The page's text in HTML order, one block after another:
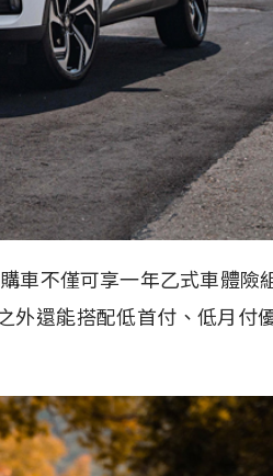
車不僅可享一年乙式車體險
外還能搭配低首付、低月付